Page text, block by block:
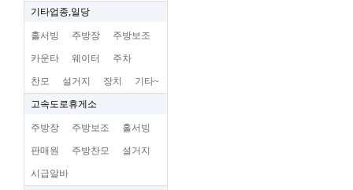
기타업종,일당
홀서빙 주방장 주방보조
카운타 웨이터 주차
찬모 설거지 장치 기타~
고속도로휴게소
주방장 주방보조 홀서빙
판매원 주방찬모 설거지
시급알바